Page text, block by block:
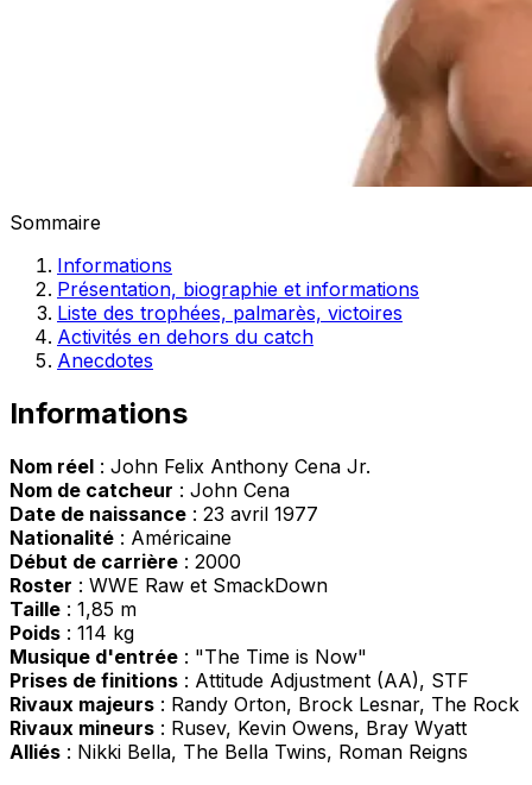
Sommaire
Informations
Présentation, biographie et informations
Liste des trophées, palmarès, victoires
Activités en dehors du catch
Anecdotes
Informations
Nom réel : John Felix Anthony Cena Jr.
Nom de catcheur : John Cena
Date de naissance : 23 avril 1977
Nationalité : Américaine
Début de carrière : 2000
Roster : WWE Raw et SmackDown
Taille : 1,85 m
Poids : 114 kg
Musique d'entrée : "The Time is Now"
Prises de finitions : Attitude Adjustment (AA), STF
Rivaux majeurs : Randy Orton, Brock Lesnar, The Rock
Rivaux mineurs : Rusev, Kevin Owens, Bray Wyatt
Alliés : Nikki Bella, The Bella Twins, Roman Reigns